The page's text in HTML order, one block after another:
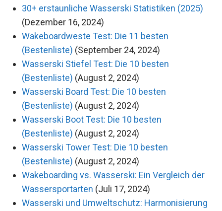
30+ erstaunliche Wasserski Statistiken (2025)
(Dezember 16, 2024)
Wakeboardweste Test: Die 11 besten
(Bestenliste) (September 24, 2024)
Wasserski Stiefel Test: Die 10 besten
(Bestenliste) (August 2, 2024)
Wasserski Board Test: Die 10 besten
(Bestenliste) (August 2, 2024)
Wasserski Boot Test: Die 10 besten
(Bestenliste) (August 2, 2024)
Wasserski Tower Test: Die 10 besten
(Bestenliste) (August 2, 2024)
Wakeboarding vs. Wasserski: Ein Vergleich der
Wassersportarten (Juli 17, 2024)
Wasserski und Umweltschutz: Harmonisierung